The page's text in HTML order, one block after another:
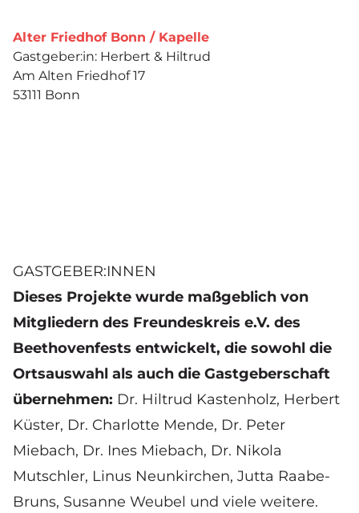
Alter Friedhof Bonn / Kapelle
Gastgeber:in: Herbert & Hiltrud
Am Alten Friedhof 17
53111 Bonn
GASTGEBER:INNEN
Dieses Projekte wurde maßgeblich von
Mitgliedern des Freundeskreis e.V. des
Beethovenfests entwickelt, die sowohl die
Ortsauswahl als auch die Gastgeberschaft
übernehmen: Dr. Hiltrud Kastenholz, Herbert
Küster, Dr. Charlotte Mende, Dr. Peter
Miebach, Dr. Ines Miebach, Dr. Nikola
Mutschler, Linus Neunkirchen, Jutta Raabe-
Bruns, Susanne Weubel und viele weitere.